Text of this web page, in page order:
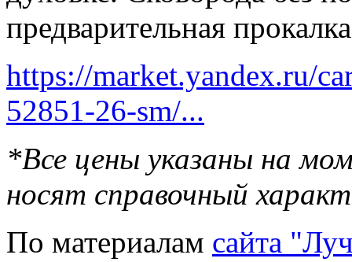
предварительная
https://market.yandex.ru/
52851-26-sm/...
*Все цены указаны на
носят справочный
По материалам сайта